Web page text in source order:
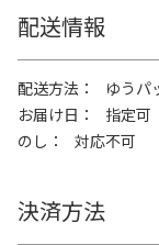
配送情報
配送方法
ゆうパ
お届け日
指定可
のし
対応不可
決済方法